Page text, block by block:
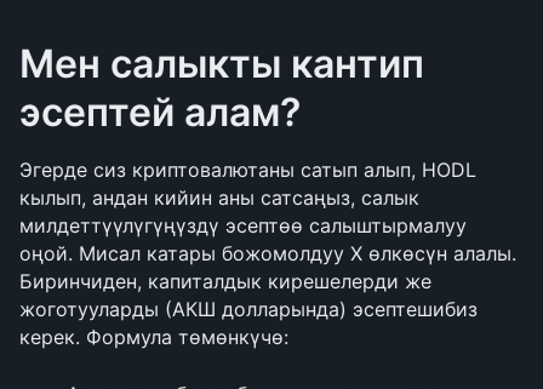
Мен салыкты кантип
эсептей алам?
Эгерде сиз криптовалютаны сатып алып, HODL
кылып, андан кийин аны сатсаңыз, салык
милдеттүүлүгүңүздү эсептөө салыштырмалуу
оңой. Мисал катары божомолдуу X өлкөсүн алалы.
Биринчиден, капиталдык кирешелерди же
жоготууларды (АКШ долларында) эсептешибиз
керек. Формула төмөнкүчө: